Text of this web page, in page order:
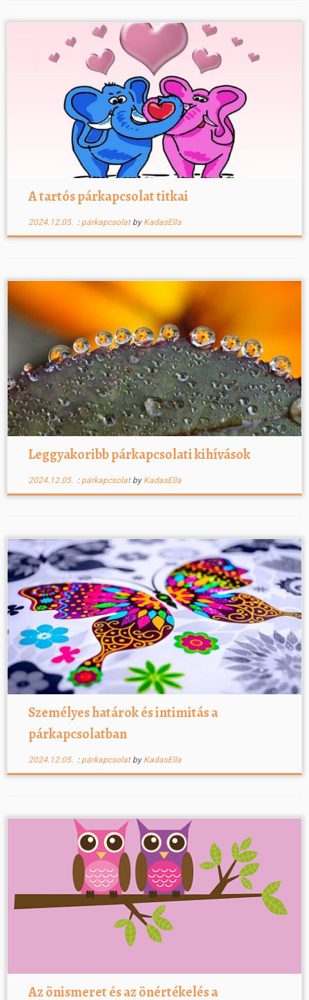
A tartós párkapcsolat titkai
2024.12.05.: párkapcsolat by KadasElla
Leggyakoribb párkapcsolati kihívások
2024.12.05.: párkapcsolat by KadasElla
Személyes határok és intimitás a
párkapcsolatban
2024.12.05.: párkapcsolat by KadasElla
Az önismeret és az önértékelés a